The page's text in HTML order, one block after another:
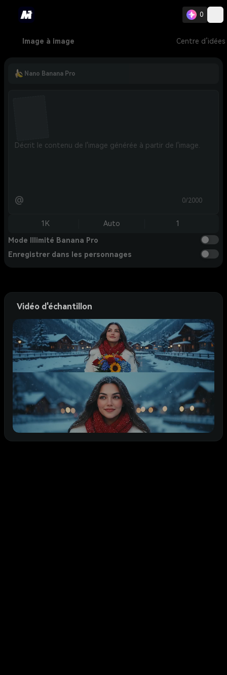
0
Image à image Centre d’idées
Nano Banana Pro
@ 0/2000
1K Auto 1
Mode Illimité Banana Pro
Enregistrer dans les personnages
Vidéo d'échantillon